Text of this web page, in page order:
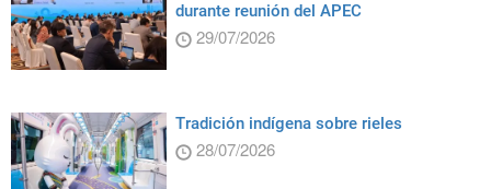
durante reunión del APEC
29/07/2026
Tradición indígena sobre rieles
28/07/2026